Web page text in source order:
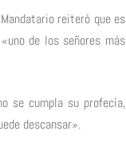
reiteró que es
de los señores más
se cumpla su profecía,
descansar».